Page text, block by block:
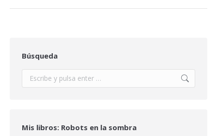
Búsqueda
Buscar:
Mis libros: Robots en la sombra